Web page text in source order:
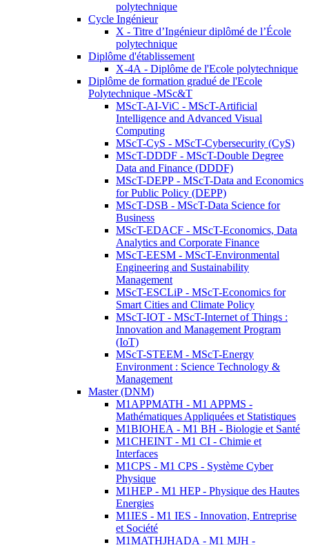
polytechnique
Cycle Ingénieur
X - Titre d’Ingénieur diplômé de l’École
polytechnique
Diplôme d'établissement
X-4A - Diplôme de l'Ecole polytechnique
Diplôme de formation gradué de l'Ecole
Polytechnique -MSc&T
MScT-AI-ViC - MScT-Artificial
Intelligence and Advanced Visual
Computing
MScT-CyS - MScT-Cybersecurity (CyS)
MScT-DDDF - MScT-Double Degree
Data and Finance (DDDF)
MScT-DEPP - MScT-Data and Economics
for Public Policy (DEPP)
MScT-DSB - MScT-Data Science for
Business
MScT-EDACF - MScT-Economics, Data
Analytics and Corporate Finance
MScT-EESM - MScT-Environmental
Engineering and Sustainability
Management
MScT-ESCLiP - MScT-Economics for
Smart Cities and Climate Policy
MScT-IOT - MScT-Internet of Things :
Innovation and Management Program
(IoT)
MScT-STEEM - MScT-Energy
Environment : Science Technology &
Management
Master (DNM)
M1APPMATH - M1 APPMS -
Mathématiques Appliquées et Statistiques
M1BIOHEA - M1 BH - Biologie et Santé
M1CHEINT - M1 CI - Chimie et
Interfaces
M1CPS - M1 CPS - Système Cyber
Physique
M1HEP - M1 HEP - Physique des Hautes
Energies
M1IES - M1 IES - Innovation, Entreprise
et Société
M1MATHJHADA - M1 MJH -